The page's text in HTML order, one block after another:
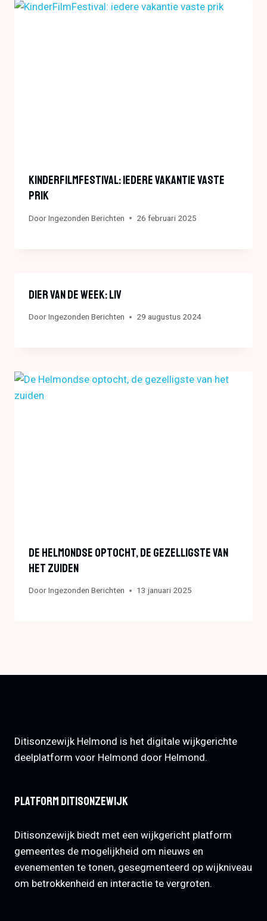
KinderFilmFestival: Iedere Vakantie Vaste
Prik
DoorIngezonden Berichten 26 februari 2025
Dier Van De Week: Liv
DoorIngezonden Berichten 29 augustus 2024
De Helmondse Optocht, De Gezelligste Van
Het Zuiden
DoorIngezonden Berichten 13 januari 2025
Ditisonzewijk Helmond is het digitale wijkgerichte
deelplatform voor Helmond door Helmond.
Platform Ditisonzewijk
Ditisonzewijk biedt met een wijkgericht platform
gemeentes de mogelijkheid om nieuws en
evenementen te tonen, gesegmenteerd op wijkniveau
om betrokkenheid en interactie te vergroten.